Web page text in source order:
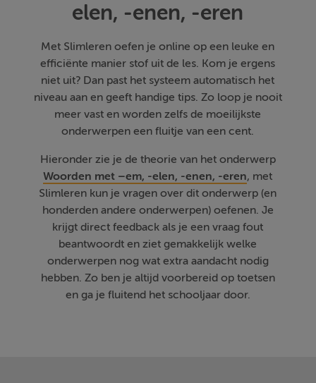
elen, -enen, -eren
Met Slimleren oefen je online op een leuke en
efficiënte manier stof uit de les. Kom je ergens
niet uit? Dan past het systeem automatisch het
niveau aan en geeft handige tips. Zo loop je nooit
meer vast en worden zelfs de moeilijkste
onderwerpen een fluitje van een cent.
Hieronder zie je de theorie van het onderwerp
Woorden met –em, -elen, -enen, -eren, met
Slimleren kun je vragen over dit onderwerp (en
honderden andere onderwerpen) oefenen. Je
krijgt direct feedback als je een vraag fout
beantwoordt en ziet gemakkelijk welke
onderwerpen nog wat extra aandacht nodig
hebben. Zo ben je altijd voorbereid op toetsen
en ga je fluitend het schooljaar door.